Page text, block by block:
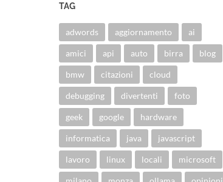
TAG
adwords aggiornamento ai
amici api auto birra blog
bmw citazioni cloud
debugging divertenti foto
geek google hardware
informatica java javascript
lavoro linux locali microsoft